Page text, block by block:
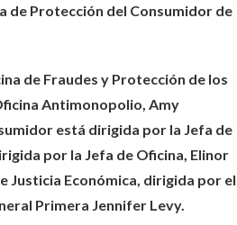
de Protección del Consumidor de
de Fraudes y Protección de los
Antimonopolio, Amy
está dirigida por la Jefa de
por la Jefa de Oficina, Elinor
Justicia Económica, dirigida por el
Primera Jennifer Levy.